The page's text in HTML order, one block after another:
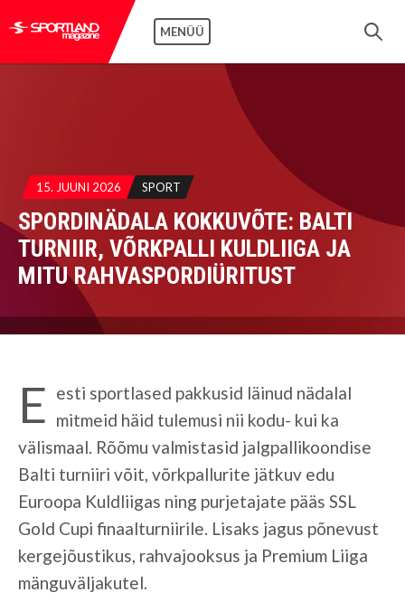
MENÜÜ
15. JUUNI 2026 SPORT
SPORDINÄDALA KOKKUVÕTE: BALTI
TURNIIR, VÕRKPALLI KULDLIIGA JA
MITU RAHVASPORDIÜRITUST
E esti sportlased pakkusid läinud nädalal
mitmeid häid tulemusi nii kodu- kui ka
välismaal. Rõõmu valmistasid jalgpallikoondise
Balti turniiri võit, võrkpallurite jätkuv edu
Euroopa Kuldliigas ning purjetajate pääs SSL
Gold Cupi finaalturniirile. Lisaks jagus põnevust
kergejõustikus, rahvajooksus ja Premium Liiga
mänguväljakutel.